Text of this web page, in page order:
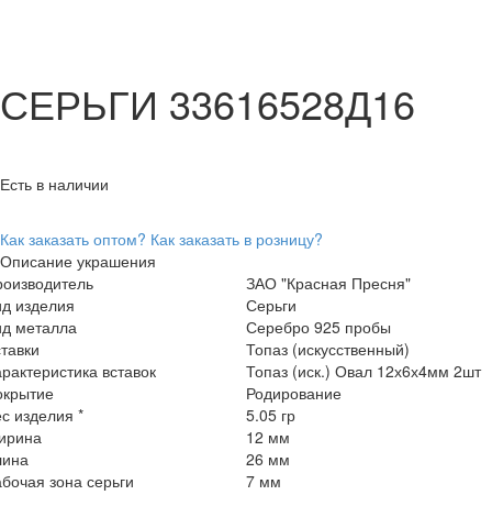
СЕРЬГИ 33616528Д16
Есть в наличии
Как заказать оптом? Как заказать в розницу?
Описание украшения
ЗАО "Красная Пресня"
изделия
Серьги
металла
Серебро 925 пробы
Топаз (искусственный)
вставок
Топаз (иск.) Овал 12х6х4мм 2шт
Родирование
изделия *
5.05 гр
12 мм
26 мм
зона серьги
7 мм